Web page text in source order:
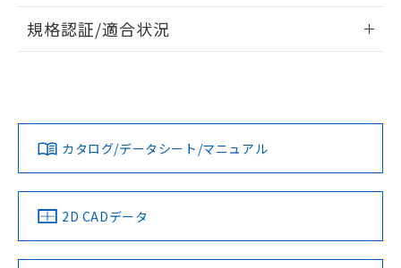
ログイン/会員登録
ダウンロードデータをご利用いただく前に、以下を必ずお読
みください。
ソフトウェアの使用条件
EU RoHS 注意事項・凡例
対応済み
中国 RoHS 注意事項・凡例
規格認証/適合状況
LR型式承認
（イギリス
船舶規格）
DNV型式承認
（ノルウェー
BV型式承認
（フランス
KR型式
（韓国
No No No No
カタログ/データシート/マニュアル
2D CADデータ